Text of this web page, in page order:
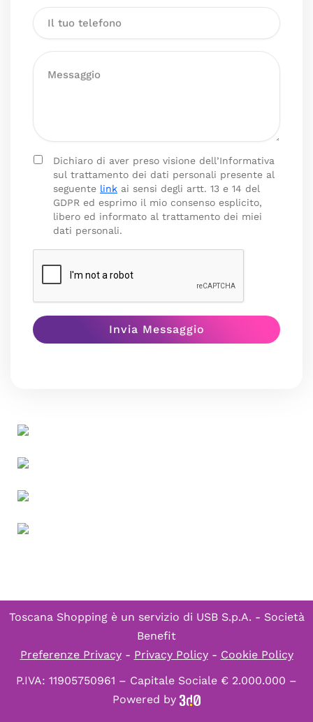
Dichiaro di aver preso visione dell’Informativa
sul trattamento dei dati personali presente al
seguente link ai sensi degli artt. 13 e 14 del
GDPR ed esprimo il mio consenso esplicito,
libero ed informato al trattamento dei miei
dati personali.
Toscana Shopping è un servizio di USB S.p.A. - Società
Benefit
Preferenze Privacy- Privacy Policy- Cookie Policy
P.IVA: 11905750961 – Capitale Sociale € 2.000.000 –
Powered by